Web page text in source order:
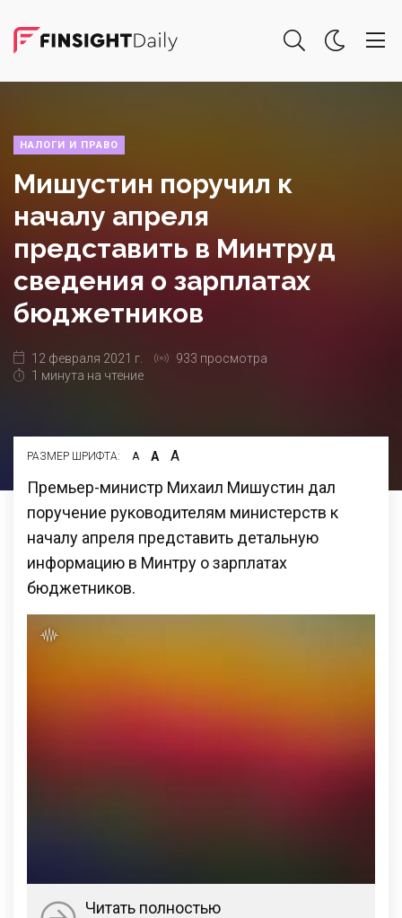
НАЛОГИ И ПРАВО
Мишустин поручил к
началу апреля
представить в Минтруд
сведения о зарплатах
бюджетников
12 февраля 2021 г.
933 просмотра
1 минута на чтение
РАЗМЕР ШРИФТА: А А А
Премьер-министр Михаил Мишустин дал
поручение руководителям министерств к
началу апреля представить детальную
информацию в Минтру о зарплатах
бюджетников.
Читать полностью